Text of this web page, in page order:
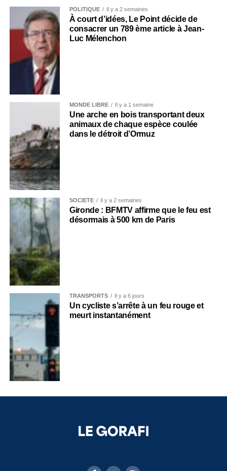
POLITIQUE Il y a 2 semaines
À court d’idées, Le Point décide de
consacrer un 789 ème article à Jean-
Luc Mélenchon
MONDE LIBRE Il y a 1 semaine
Une arche en bois transportant deux
animaux de chaque espèce coulée
dans le détroit d’Ormuz
SOCIÉTÉ Il y a 2 semaines
Gironde : BFMTV affirme que le feu est
désormais à 500 km de Paris
TRANSPORTS Il y a 6 jours
Un cycliste s’arrête à un feu rouge et
meurt instantanément